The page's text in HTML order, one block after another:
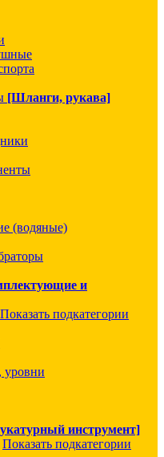
[Шланги, рукава]
(водяные)
и
Показать подкатегории
уровни
инструмент]
Показать подкатегории